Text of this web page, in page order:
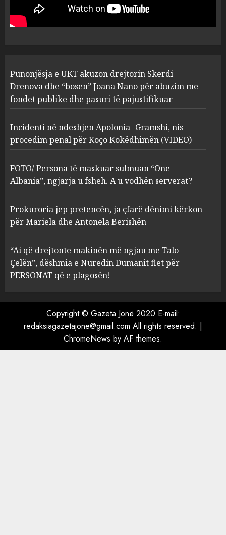
1
“bosen” Joana Nano për
abuzim me fondet publike dhe
pasuri të pajustifikuar
2
Apolonia- Gramshi, nis
procedim penal për Koço
Kokëdhimën (VIDEO)
MARCH 27, 2025
3
FOTO/ Persona të maskuar
sulmuan “One Albania”,
ngjarja u fsheh. A u vodhën
serverat?
MARCH 25, 2025
4
Prokuroria jep pretencën, ja
çfarë dënimi kërkon për
Berishën
MARCH 25, 2025
ngjau me Talo Çelën”,
dëshmia e Nuredin Dumanit
flet për PERSONAT që e
plagosën!
Punonjësja e UKT akuzon drejtorin Skerdi
Drenova dhe “bosen” Joana Nano për abuzim me
fondet publike dhe pasuri të pajustifikuar
Incidenti në ndeshjen Apolonia- Gramshi, nis
procedim penal për Koço Kokëdhimën (VIDEO)
FOTO/ Persona të maskuar sulmuan “One
Albania”, ngjarja u fsheh. A u vodhën serverat?
Prokuroria jep pretencën, ja çfarë dënimi kërkon
për Mariela dhe Antonela Berishën
“Ai që drejtonte makinën më ngjau me Talo
Çelën”, dëshmia e Nuredin Dumanit flet për
PERSONAT që e plagosën!
Copyright © Gazeta Jonë 2020 E-mail:
redaksiagazetajone@gmail.com All rights reserved. |
ChromeNews by AF themes.